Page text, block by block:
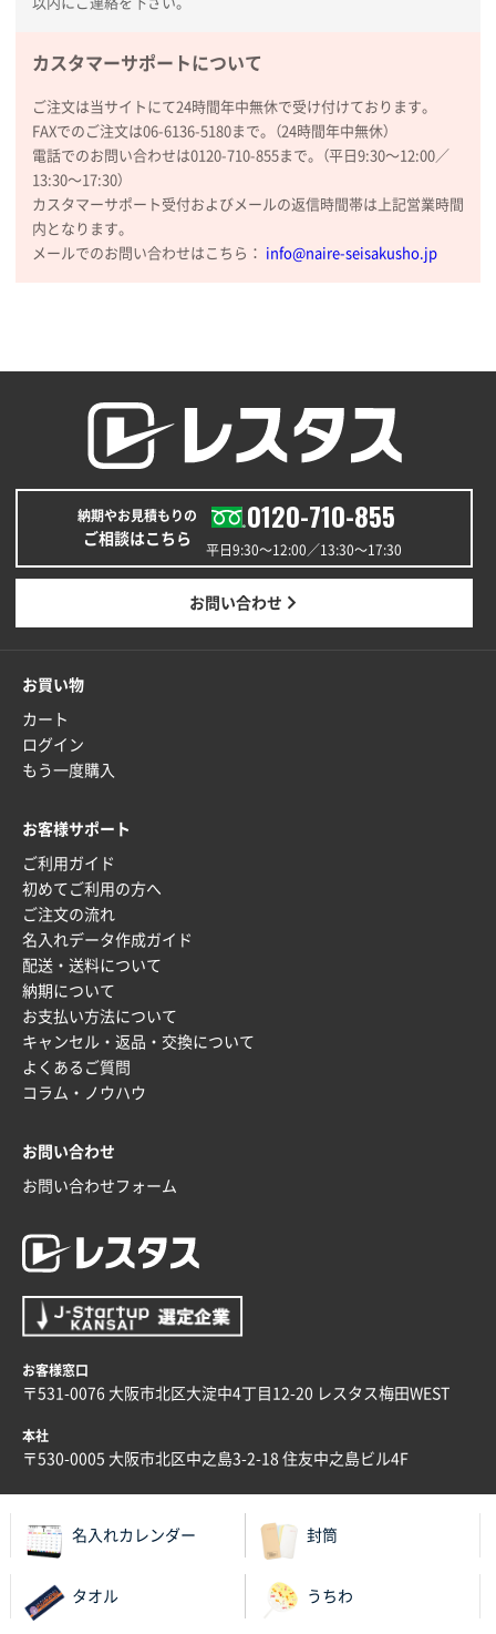
カスタマーサポートについて
ご注文は当サイトにて24時間年中無休で受け付けております。
FAXでのご注文は06-6136-5180まで。（24時間年中無休）
電話でのお問い合わせは0120-710-855まで。（平日9:30〜12:00／
13:30〜17:30）
カスタマーサポート受付およびメールの返信時間帯は上記営業時間
内となります。
メールでのお問い合わせはこちら： info@naire-seisakusho.jp
納期やお見積もりの
ご相談はこちら
0120-710-855
平日9:30〜12:00／13:30〜17:30
お問い合わせ
お買い物
カート
ログイン
もう一度購入
お客様サポート
ご利用ガイド
初めてご利用の方へ
ご注文の流れ
名入れデータ作成ガイド
配送・送料について
納期について
お支払い方法について
キャンセル・返品・交換について
よくあるご質問
コラム・ノウハウ
お問い合わせ
お問い合わせフォーム
お客様窓口
〒531-0076 大阪市北区大淀中4丁目12-20 レスタス梅田WEST
本社
〒530-0005 大阪市北区中之島3-2-18 住友中之島ビル4F
名入れカレンダー 封筒
タオル うちわ